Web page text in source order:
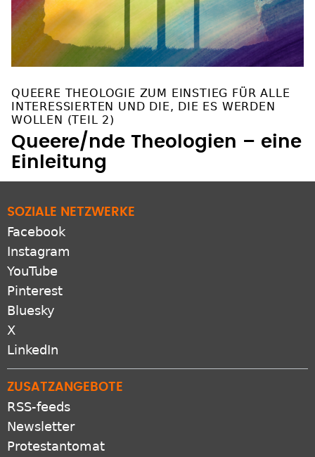
QUEERE THEOLOGIE ZUM EINSTIEG FÜR ALLE
INTERESSIERTEN UND DIE, DIE ES WERDEN
WOLLEN (TEIL 2)
Queere/nde Theologien – eine
Einleitung
SOZIALE NETZWERKE
Facebook
Instagram
YouTube
Pinterest
Bluesky
X
LinkedIn
ZUSATZANGEBOTE
RSS-feeds
Newsletter
Protestantomat